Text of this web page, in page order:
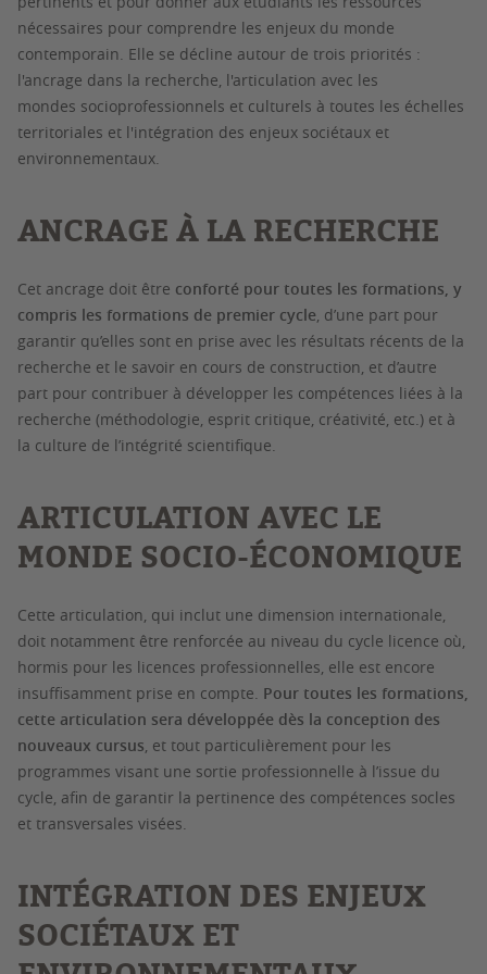
nécessaires pour comprendre les enjeux du monde
contemporain. Elle se décline autour de trois priorités :
l'ancrage dans la recherche, l'articulation avec les
mondes socioprofessionnels et culturels à toutes les échelles
territoriales et l'intégration des enjeux sociétaux et
environnementaux.
ANCRAGE À LA RECHERCHE
Cet ancrage doit être conforté pour toutes les formations, y
compris les formations de premier cycle, d’une part pour
garantir qu’elles sont en prise avec les résultats récents de la
recherche et le savoir en cours de construction, et d’autre
part pour contribuer à développer les compétences liées à la
recherche (méthodologie, esprit critique, créativité, etc.) et à
la culture de l’intégrité scientifique.
ARTICULATION AVEC LE
MONDE SOCIO-ÉCONOMIQUE
Cette articulation, qui inclut une dimension internationale,
doit notamment être renforcée au niveau du cycle licence où,
hormis pour les licences professionnelles, elle est encore
insuffisamment prise en compte. Pour toutes les formations,
cette articulation sera développée dès la conception des
nouveaux cursus, et tout particulièrement pour les
programmes visant une sortie professionnelle à l’issue du
cycle, afin de garantir la pertinence des compétences socles
et transversales visées.
INTÉGRATION DES ENJEUX
SOCIÉTAUX ET